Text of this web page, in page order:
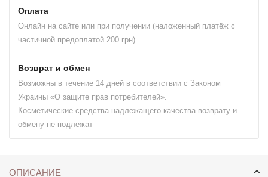
Оплата
Онлайн на сайте или при получении (наложенный платёж с
частичной предоплатой 200 грн)
Возврат и обмен
Возможны в течение 14 дней в соответствии с Законом
Украины «О защите прав потребителей».
Косметические средства надлежащего качества возврату и
обмену не подлежат
ОПИСАНИЕ